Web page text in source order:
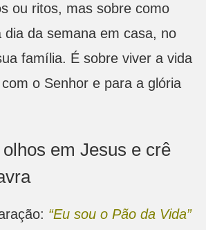
ou ritos, mas sobre como
dia da semana em casa, no
família. É sobre viver a vida
o Senhor e para a glória
em Jesus e crê
“Eu sou o Pão da Vida”